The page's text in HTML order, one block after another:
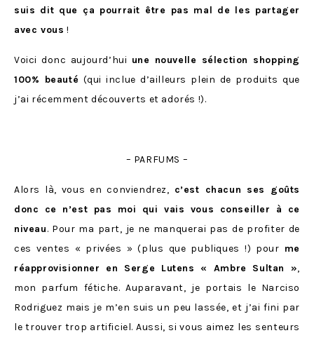
suis dit que ça pourrait être pas mal de les partager
avec vous !
Voici donc aujourd’hui une nouvelle sélection shopping
100% beauté (qui inclue d’ailleurs plein de produits que
j’ai récemment découverts et adorés !).
– PARFUMS –
Alors là, vous en conviendrez, c’est chacun ses goûts
donc ce n’est pas moi qui vais vous conseiller à ce
niveau. Pour ma part, je ne manquerai pas de profiter de
ces ventes « privées » (plus que publiques !) pour me
réapprovisionner en Serge Lutens « Ambre Sultan »,
mon parfum fétiche. Auparavant, je portais le Narciso
Rodriguez mais je m’en suis un peu lassée, et j’ai fini par
le trouver trop artificiel. Aussi, si vous aimez les senteurs